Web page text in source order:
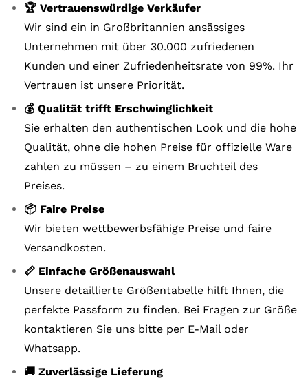
🏆 Vertrauenswürdige Verkäufer
Wir sind ein in Großbritannien ansässiges
Unternehmen mit über 30.000 zufriedenen
Kunden und einer Zufriedenheitsrate von 99%. Ihr
Vertrauen ist unsere Priorität.
💰 Qualität trifft Erschwinglichkeit
Sie erhalten den authentischen Look und die hohe
Qualität, ohne die hohen Preise für offizielle Ware
zahlen zu müssen – zu einem Bruchteil des
Preises.
📦 Faire Preise
Wir bieten wettbewerbsfähige Preise und faire
Versandkosten.
📏 Einfache Größenauswahl
Unsere detaillierte Größentabelle hilft Ihnen, die
perfekte Passform zu finden. Bei Fragen zur Größe
kontaktieren Sie uns bitte per E-Mail oder
Whatsapp.
🚚 Zuverlässige Lieferung